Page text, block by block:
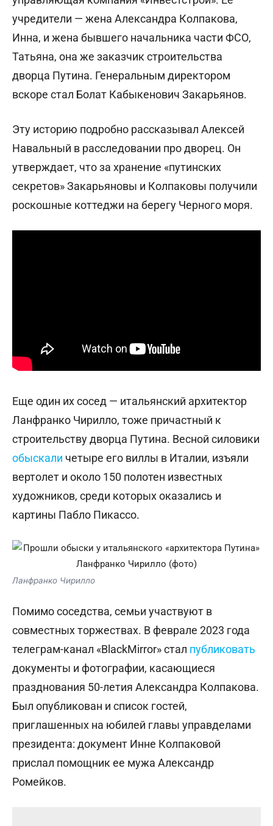
учредители — жена Александра Колпакова,
Инна, и жена бывшего начальника части ФСО,
Татьяна, она же заказчик строительства
дворца Путина. Генеральным директором
вскоре стал Болат Кабыкенович Закарьянов.
Эту историю подробно рассказывал Алексей
Навальный в расследовании про дворец. Он
утверждает, что за хранение «путинских
секретов» Закарьяновы и Колпаковы получили
роскошные коттеджи на берегу Черного моря.
Еще один их сосед — итальянский архитектор
Ланфранко Чирилло, тоже причастный к
строительству дворца Путина. Весной силовики
обыскали четыре его виллы в Италии, изъяли
вертолет и около 150 полотен известных
художников, среди которых оказались и
картины Пабло Пикассо.
Ланфранко Чирилло
Помимо соседства, семьи участвуют в
совместных торжествах. В феврале 2023 года
телеграм-канал «BlackMirror» стал публиковать
документы и фотографии, касающиеся
празднования 50-летия Александра Колпакова.
Был опубликован и список гостей,
приглашенных на юбилей главы управделами
президента: документ Инне Колпаковой
прислал помощник ее мужа Александр
Ромейков.